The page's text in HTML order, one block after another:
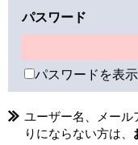
パスワード
パスワードを表示
ユーザー名、メール
りにならない方は、